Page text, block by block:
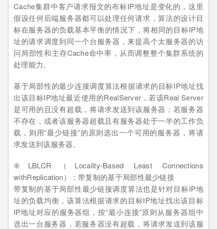
Cache集群中客户请求报文的布标IP地址是变化的，这里
假设任何后端服务器都可以处理任何请求，算法的设计目
标在服务器的负载基本平衡的情况下，将相同的目标IP地
址的请求调度到同一个台服务器，来提高个太服务器的访
问局部性和主存Cache命中率，从而调整整个集群系统的
处理能力。
基于局部性的最少连接调度算法根据请求的目标IP地址找
出该目标IP地址最近使用的RealServer，若该Real Server
是可用的且没有超载，将请求发送到该服务器；若服务器
不存在，或者该服务器超载且有服务器处于一半的工作负
载，则用“最少链接”的原则选出一个可用的服务器，将请
求发送到该服务器。
⑥LBLCR（Locality-Based Least Connections
withReplication）：带复制的基于局部性最少链接
带复制的基于局部性最少链接调度算法也是针对目标IP地
址的负载均衡，该算法根据请求的目标IP地址找出该目标
IP地址对应的服务器组，按“最小连接”原则从服务器组中
选出一台服务器，若服务器没有超载，将请求发送到该服